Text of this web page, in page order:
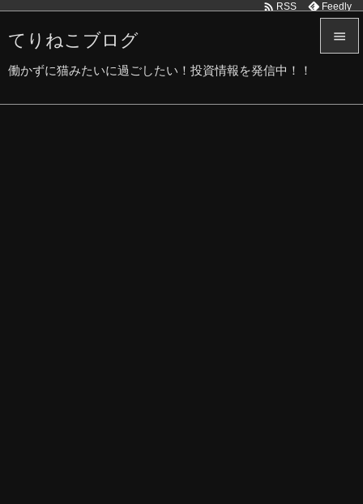
てりねこブログ
働かずに猫みたいに過ごしたい！投資情報を発信中！！

 RSS Feedly